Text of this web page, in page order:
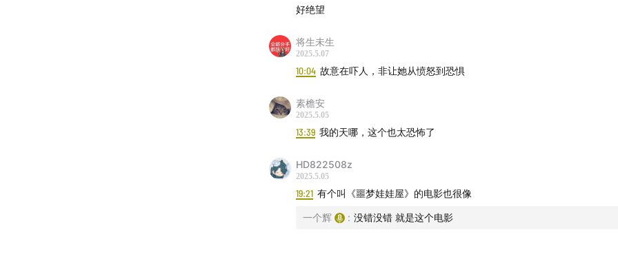
好绝望
将生未生
2025.5.07
10:04 故意在吓人，非让她从愤怒到恐惧
素檐安
2025.5.05
13:39 我的天哪，这个也太恐怖了
HD822508z
2025.5.05
19:21 有个叫《噩梦娃娃屋》的电影也很像
一个辉 : 没错没错 就是这个电影